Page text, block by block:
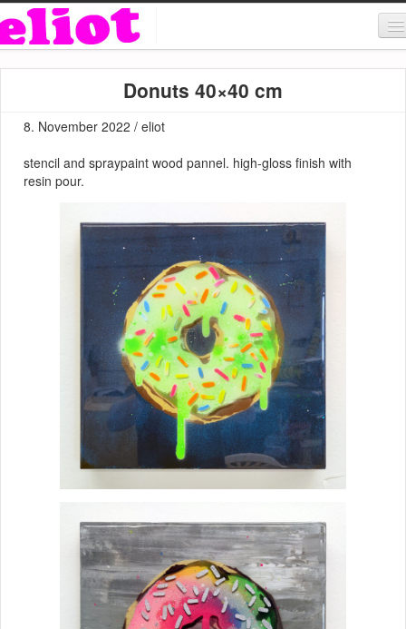
MUSIC
SHOP
Donuts 40×40 cm
8. November 2022 / eliot
stencil and spraypaint wood pannel. high-gloss finish with
resin pour.